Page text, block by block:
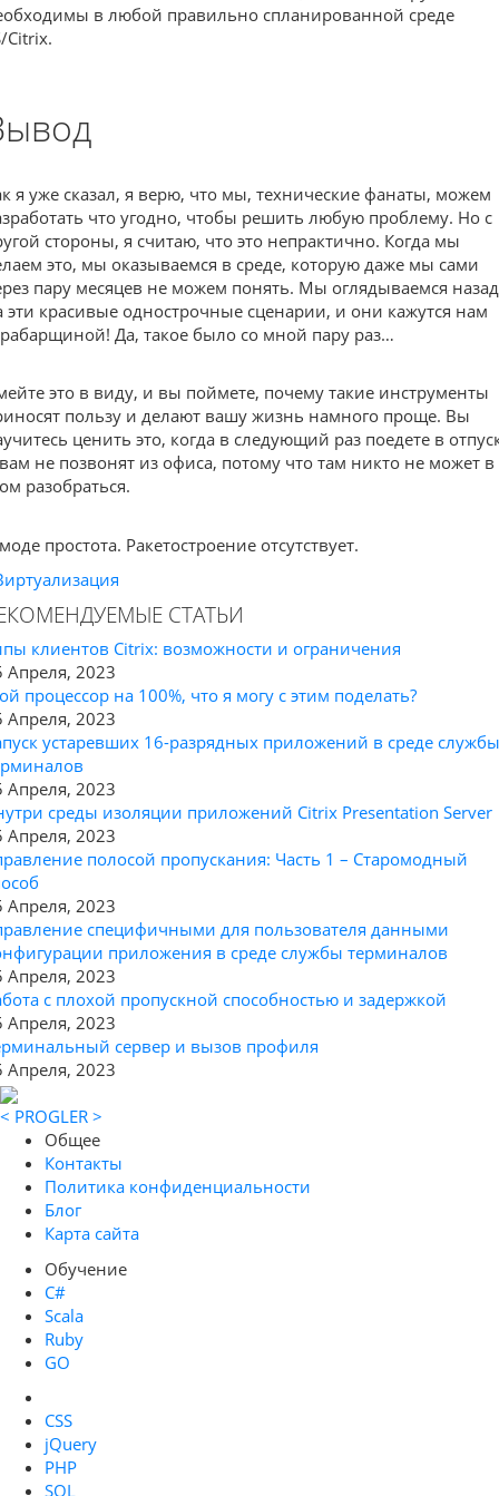
в любой правильно спланированной среде
Citrix.
я уже сказал, я верю, что мы, технические фанаты, можем
что угодно, чтобы решить любую проблему. Но с
стороны, я считаю, что это непрактично. Когда мы
это, мы оказываемся в среде, которую даже мы сами
пару месяцев не можем понять. Мы оглядываемся назад
эти красивые однострочные сценарии, и они кажутся нам
Да, такое было со мной пару раз…
это в виду, и вы поймете, почему такие инструменты
пользу и делают вашу жизнь намного проще. Вы
ценить это, когда в следующий раз поедете в
не позвонят из офиса, потому что там никто не может в
разобраться.
простота. Ракетостроение отсутствует.
СТАТЬИ
клиентов Citrix: возможности и ограничения
Апреля, 2023
процессор на 100%, что я могу с этим поделать?
Апреля, 2023
устаревших 16-разрядных приложений в среде службы
Апреля, 2023
среды изоляции приложений Citrix Presentation Server
Апреля, 2023
полосой пропускания: Часть 1 – Старомодный
Апреля, 2023
специфичными для пользователя данными
приложения в среде службы терминалов
Апреля, 2023
с плохой пропускной способностью и задержкой
Апреля, 2023
сервер и вызов профиля
Апреля, 2023
< PROGLER >
Общее
Контакты
Политика конфиденциальности
Блог
Карта сайта
Обучение
C#
Scala
Ruby
GO
CSS
jQuery
PHP
SQL